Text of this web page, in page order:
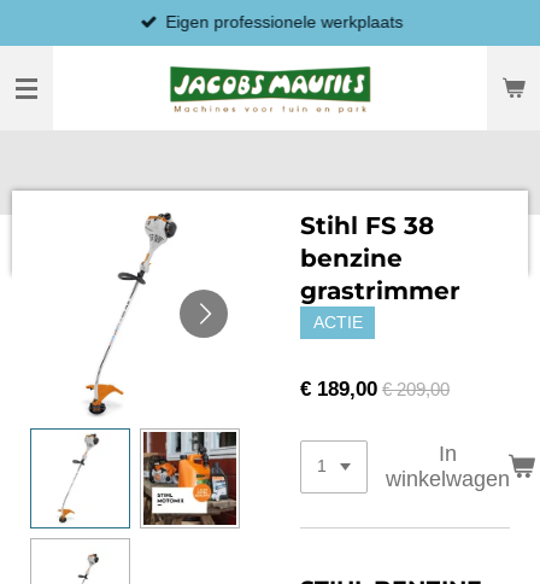
direct
naar
hoofdinhoud
Eigen professionele werkplaats
Stihl FS 38
benzine
grastrimmer
ACTIE
€ 189,00 € 209,00
In
winkelwagen